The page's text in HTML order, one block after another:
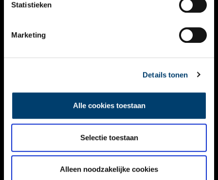
Statistieken
Marketing
Details tonen
Alle cookies toestaan
Selectie toestaan
Alleen noodzakelijke cookies
NIEUWSBRIEF
DISCLAIMER
TOEGANKELIJKHEID
Volg ONH op social media